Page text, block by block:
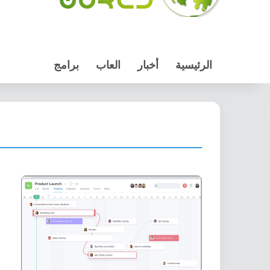
الرئيسية أخبار العاب برامج